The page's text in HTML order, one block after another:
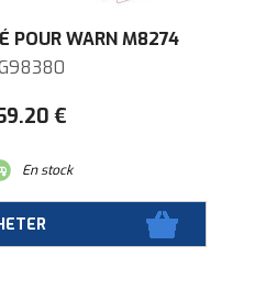
POUR WARN M8274
.20 €
En stock